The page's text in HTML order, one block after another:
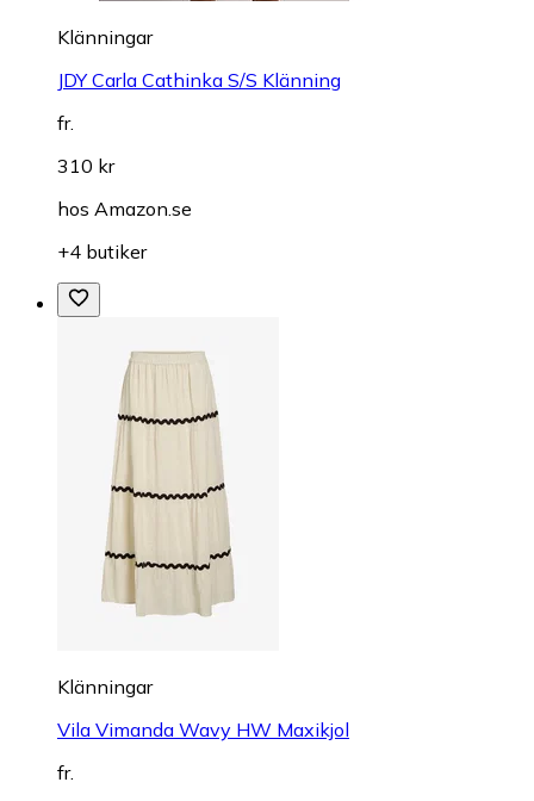
Klänningar
JDY Carla Cathinka S/S Klänning
fr.
310 kr
hos Amazon.se
+4 butiker
Klänningar
Vila Vimanda Wavy HW Maxikjol
fr.